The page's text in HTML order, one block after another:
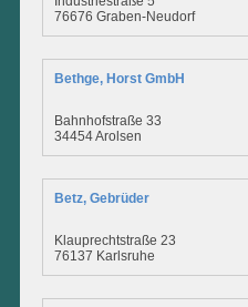
76676 Graben-Neudorf
Bethge, Horst GmbH
Bahnhofstraße 33
34454 Arolsen
Betz, Gebrüder
Klauprechtstraße 23
76137 Karlsruhe